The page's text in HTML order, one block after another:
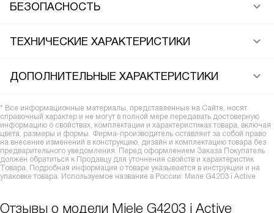
БЕЗОПАСНОСТЬ
ТЕХНИЧЕСКИЕ ХАРАКТЕРИСТИКИ
ДОПОЛНИТЕЛЬНЫЕ ХАРАКТЕРИСТИКИ
* Все информационные материалы, представленные на Сайте, носят
справочный характер и не могут в полной мере передавать достоверную
информацию о свойствах, комплектации и характеристиках товара, включая
цвета, размеры и формы. Фирма-производитель оставляет за собой право
на внесение изменений в конструкцию, дизайн и комплектацию товара без
предварительного уведомления. Перед оформлением Заказа Покупатель
должен обратиться к Продавцу для уточнения свойств и характеристик
Товара. Подробная информация о товаре указывается в инструкции и на
упаковке товара. Используемое название в России: Миле G4203 i Active
Отзывы о модели Miele G4203 i Active